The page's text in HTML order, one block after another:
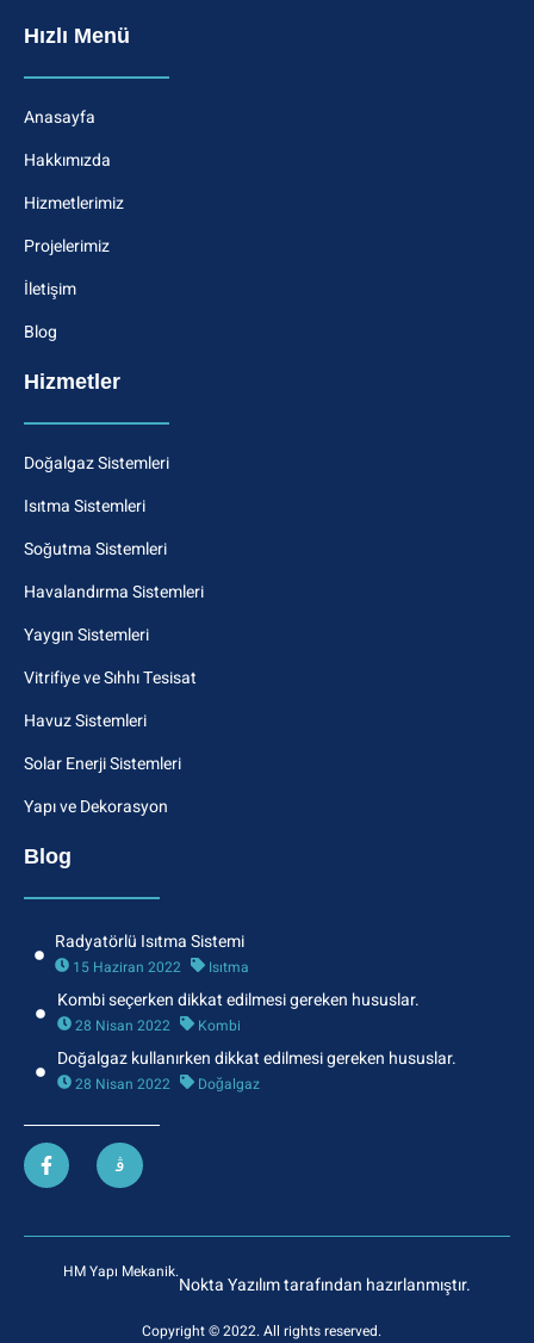
Hızlı Menü
Anasayfa
Hakkımızda
Hizmetlerimiz
Projelerimiz
İletişim
Blog
Hizmetler
Doğalgaz Sistemleri
Isıtma Sistemleri
Soğutma Sistemleri
Havalandırma Sistemleri
Yaygın Sistemleri
Vitrifiye ve Sıhhı Tesisat
Havuz Sistemleri
Solar Enerji Sistemleri
Yapı ve Dekorasyon
Blog
Radyatörlü Isıtma Sistemi
15 Haziran 2022 Isıtma
Kombi seçerken dikkat edilmesi gereken hususlar.
28 Nisan 2022 Kombi
Doğalgaz kullanırken dikkat edilmesi gereken hususlar.
28 Nisan 2022 Doğalgaz
HM Yapı Mekanik.
Nokta Yazılım tarafından hazırlanmıştır.
Copyright © 2022. All rights reserved.